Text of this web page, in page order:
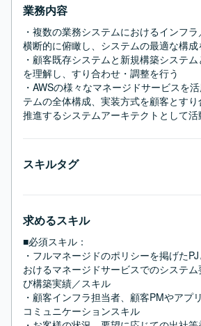
業務内容
・複数の業務システムにおけるインフ
横断的に俯瞰し、システムの最適な構
・顧客既存システムと新規構築システ
を理解し、すり合わせ・調整を行う
・AWSの様々なマネージドサービスを
テムの全体構成、実装方式を顧客とす
推進するシステムアーキテクトとして活
スキルタグ
求めるスキル
■必須スキル：
・フルマネージドのポリシーを掲げた
おけるマネージドサービスでのシステ
び構築実績／スキル
・顧客インフラ担当者、顧客PMやアプ
コミュニケーションスキル